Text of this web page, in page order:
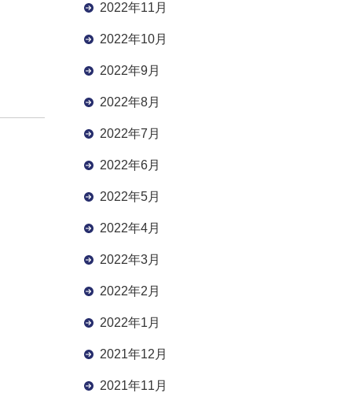
2022年11月
2022年10月
2022年9月
2022年8月
2022年7月
2022年6月
2022年5月
2022年4月
2022年3月
2022年2月
2022年1月
2021年12月
2021年11月